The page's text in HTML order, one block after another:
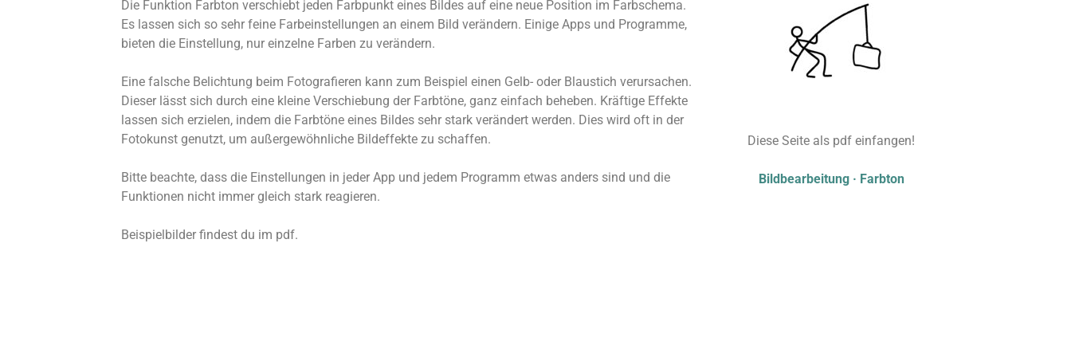
Die Funktion Farbton verschiebt jeden Farbpunkt eines Bildes auf eine neue Position im Farbschema.
Es lassen sich so sehr feine Farbeinstellungen an einem Bild verändern. Einige Apps und Programme,
bieten die Einstellung, nur einzelne Farben zu verändern.
Eine falsche Belichtung beim Fotografieren kann zum Beispiel einen Gelb- oder Blaustich verursachen.
Dieser lässt sich durch eine kleine Verschiebung der Farbtöne, ganz einfach beheben. Kräftige Effekte
lassen sich erzielen, indem die Farbtöne eines Bildes sehr stark verändert werden. Dies wird oft in der
Fotokunst genutzt, um außergewöhnliche Bildeffekte zu schaffen.
Bitte beachte, dass die Einstellungen in jeder App und jedem Programm etwas anders sind und die
Funktionen nicht immer gleich stark reagieren.
Beispielbilder findest du im pdf.
Diese Seite als pdf einfangen!
Bildbearbeitung · Farbton